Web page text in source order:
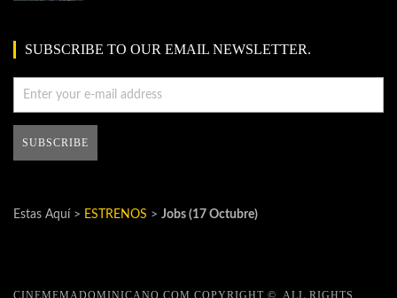
SUBSCRIBE TO OUR EMAIL NEWSLETTER.
Estas Aquí > ESTRENOS > Jobs (17 Octubre)
CINEMEMADOMINICANO.COM COPYRIGHT ©, ALL RIGHTS